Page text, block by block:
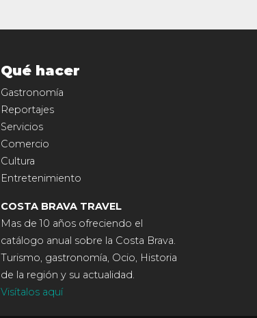
Qué hacer
Gastronomía
Reportajes
Servicios
Comercio
Cultura
Entretenimiento
COSTA BRAVA TRAVEL
Mas de 10 años ofreciendo el
catálogo anual sobre la Costa Brava.
Turismo, gastronomía, Ocio, Historia
de la región y su actualidad.
Visítalos aquí